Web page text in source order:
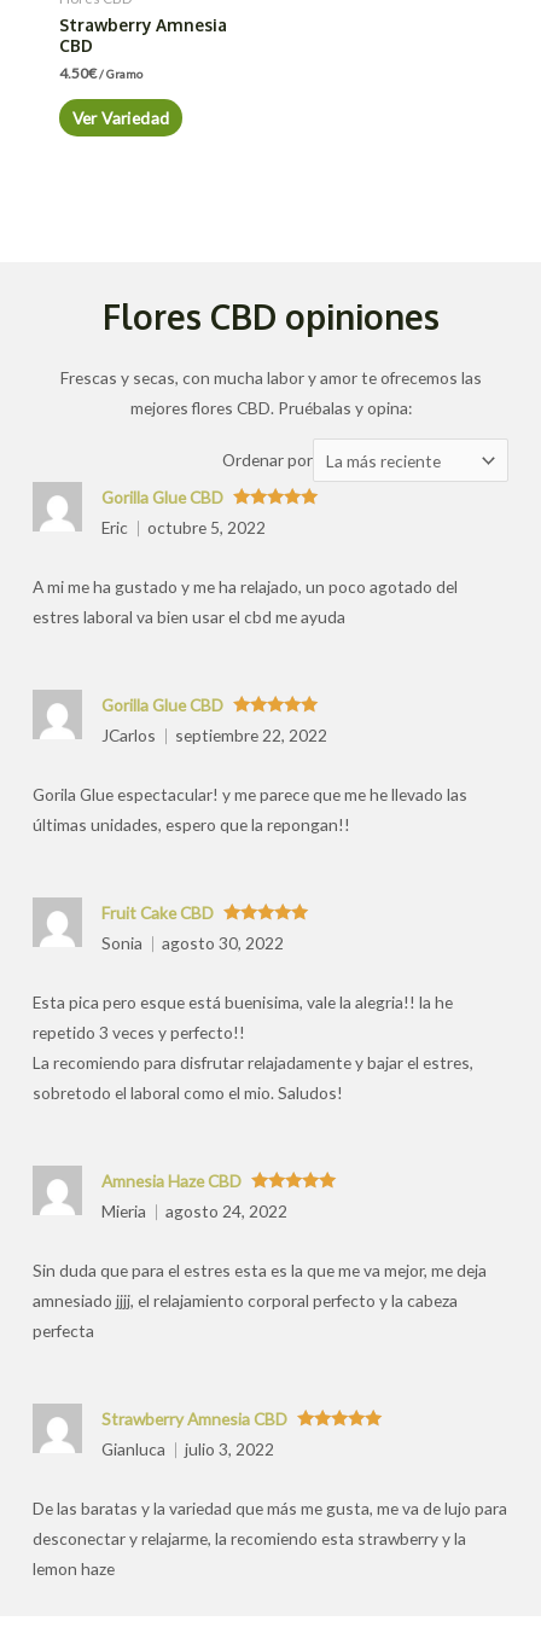
Strawberry Amnesia
CBD
4.50€/ Gramo
Ver Variedad
Flores CBD opiniones
Frescas y secas, con mucha labor y amor te ofrecemos las
mejores flores CBD. Pruébalas y opina:
Ordenar por Ordenar
las
Valorado
con
Gorilla Glue CBD
Eric
octubre 5, 2022
A mi me ha gustado y me ha relajado, un poco agotado del
estres laboral va bien usar el cbd me ayuda
Valorado
con5de 5
Gorilla Glue CBD
JCarlos
septiembre 22, 2022
Gorila Glue espectacular! y me parece que me he llevado las
últimas unidades, espero que la repongan!!
Valorado
con5de 5
Fruit Cake CBD
Sonia
agosto 30, 2022
Esta pica pero esque está buenisima, vale la alegria!! la he
repetido 3 veces y perfecto!!
La recomiendo para disfrutar relajadamente y bajar el estres,
sobretodo el laboral como el mio. Saludos!
Valorado
con5
Amnesia Haze CBD
Mieria
agosto 24, 2022
Sin duda que para el estres esta es la que me va mejor, me deja
amnesiado jjjj, el relajamiento corporal perfecto y la cabeza
perfecta
Strawberry Amnesia CBD
Gianluca
julio 3, 2022
De las baratas y la variedad que más me gusta, me va de lujo para
desconectar y relajarme, la recomiendo esta strawberry y la
lemon haze